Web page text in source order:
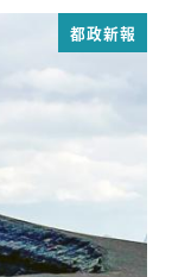
都政新報